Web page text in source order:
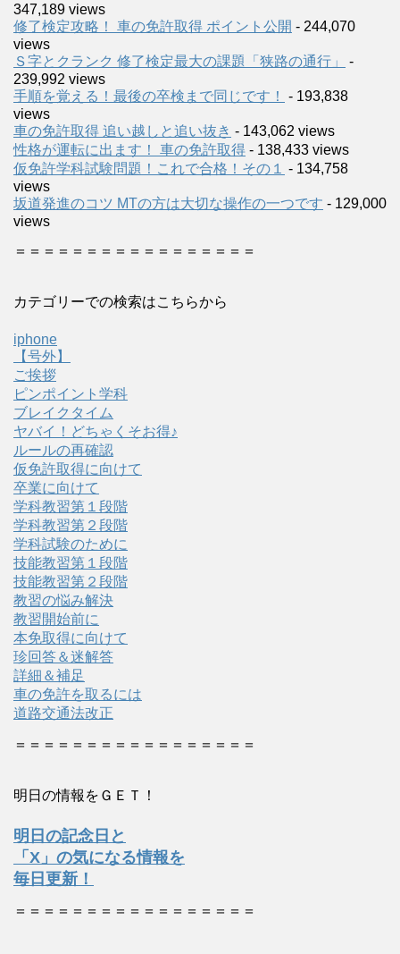
347,189 views
修了検定攻略！ 車の免許取得 ポイント公開 - 244,070
views
Ｓ字とクランク 修了検定最大の課題「狭路の通行」
-
239,992 views
手順を覚える！最後の卒検まで同じです！
- 193,838
views
車の免許取得 追い越しと追い抜き - 143,062 views
性格が運転に出ます！ 車の免許取得 - 138,433 views
仮免許学科試験問題！これで合格！その１
- 134,758
views
坂道発進のコツ MTの方は大切な操作の一つです - 129,000
views
＝＝＝＝＝＝＝＝＝＝＝＝＝＝＝＝＝
カテゴリーでの検索はこちらから
iphone
【号外】
ご挨拶
ピンポイント学科
ブレイクタイム
ヤバイ！どちゃくそお得♪
ルールの再確認
仮免許取得に向けて
卒業に向けて
学科教習第１段階
学科教習第２段階
学科試験のために
技能教習第１段階
技能教習第２段階
教習の悩み解決
教習開始前に
本免取得に向けて
珍回答＆迷解答
詳細＆補足
車の免許を取るには
道路交通法改正
＝＝＝＝＝＝＝＝＝＝＝＝＝＝＝＝＝
明日の情報をＧＥＴ！
明日の記念日と
「X」の気になる情報を
毎日更新！
＝＝＝＝＝＝＝＝＝＝＝＝＝＝＝＝＝